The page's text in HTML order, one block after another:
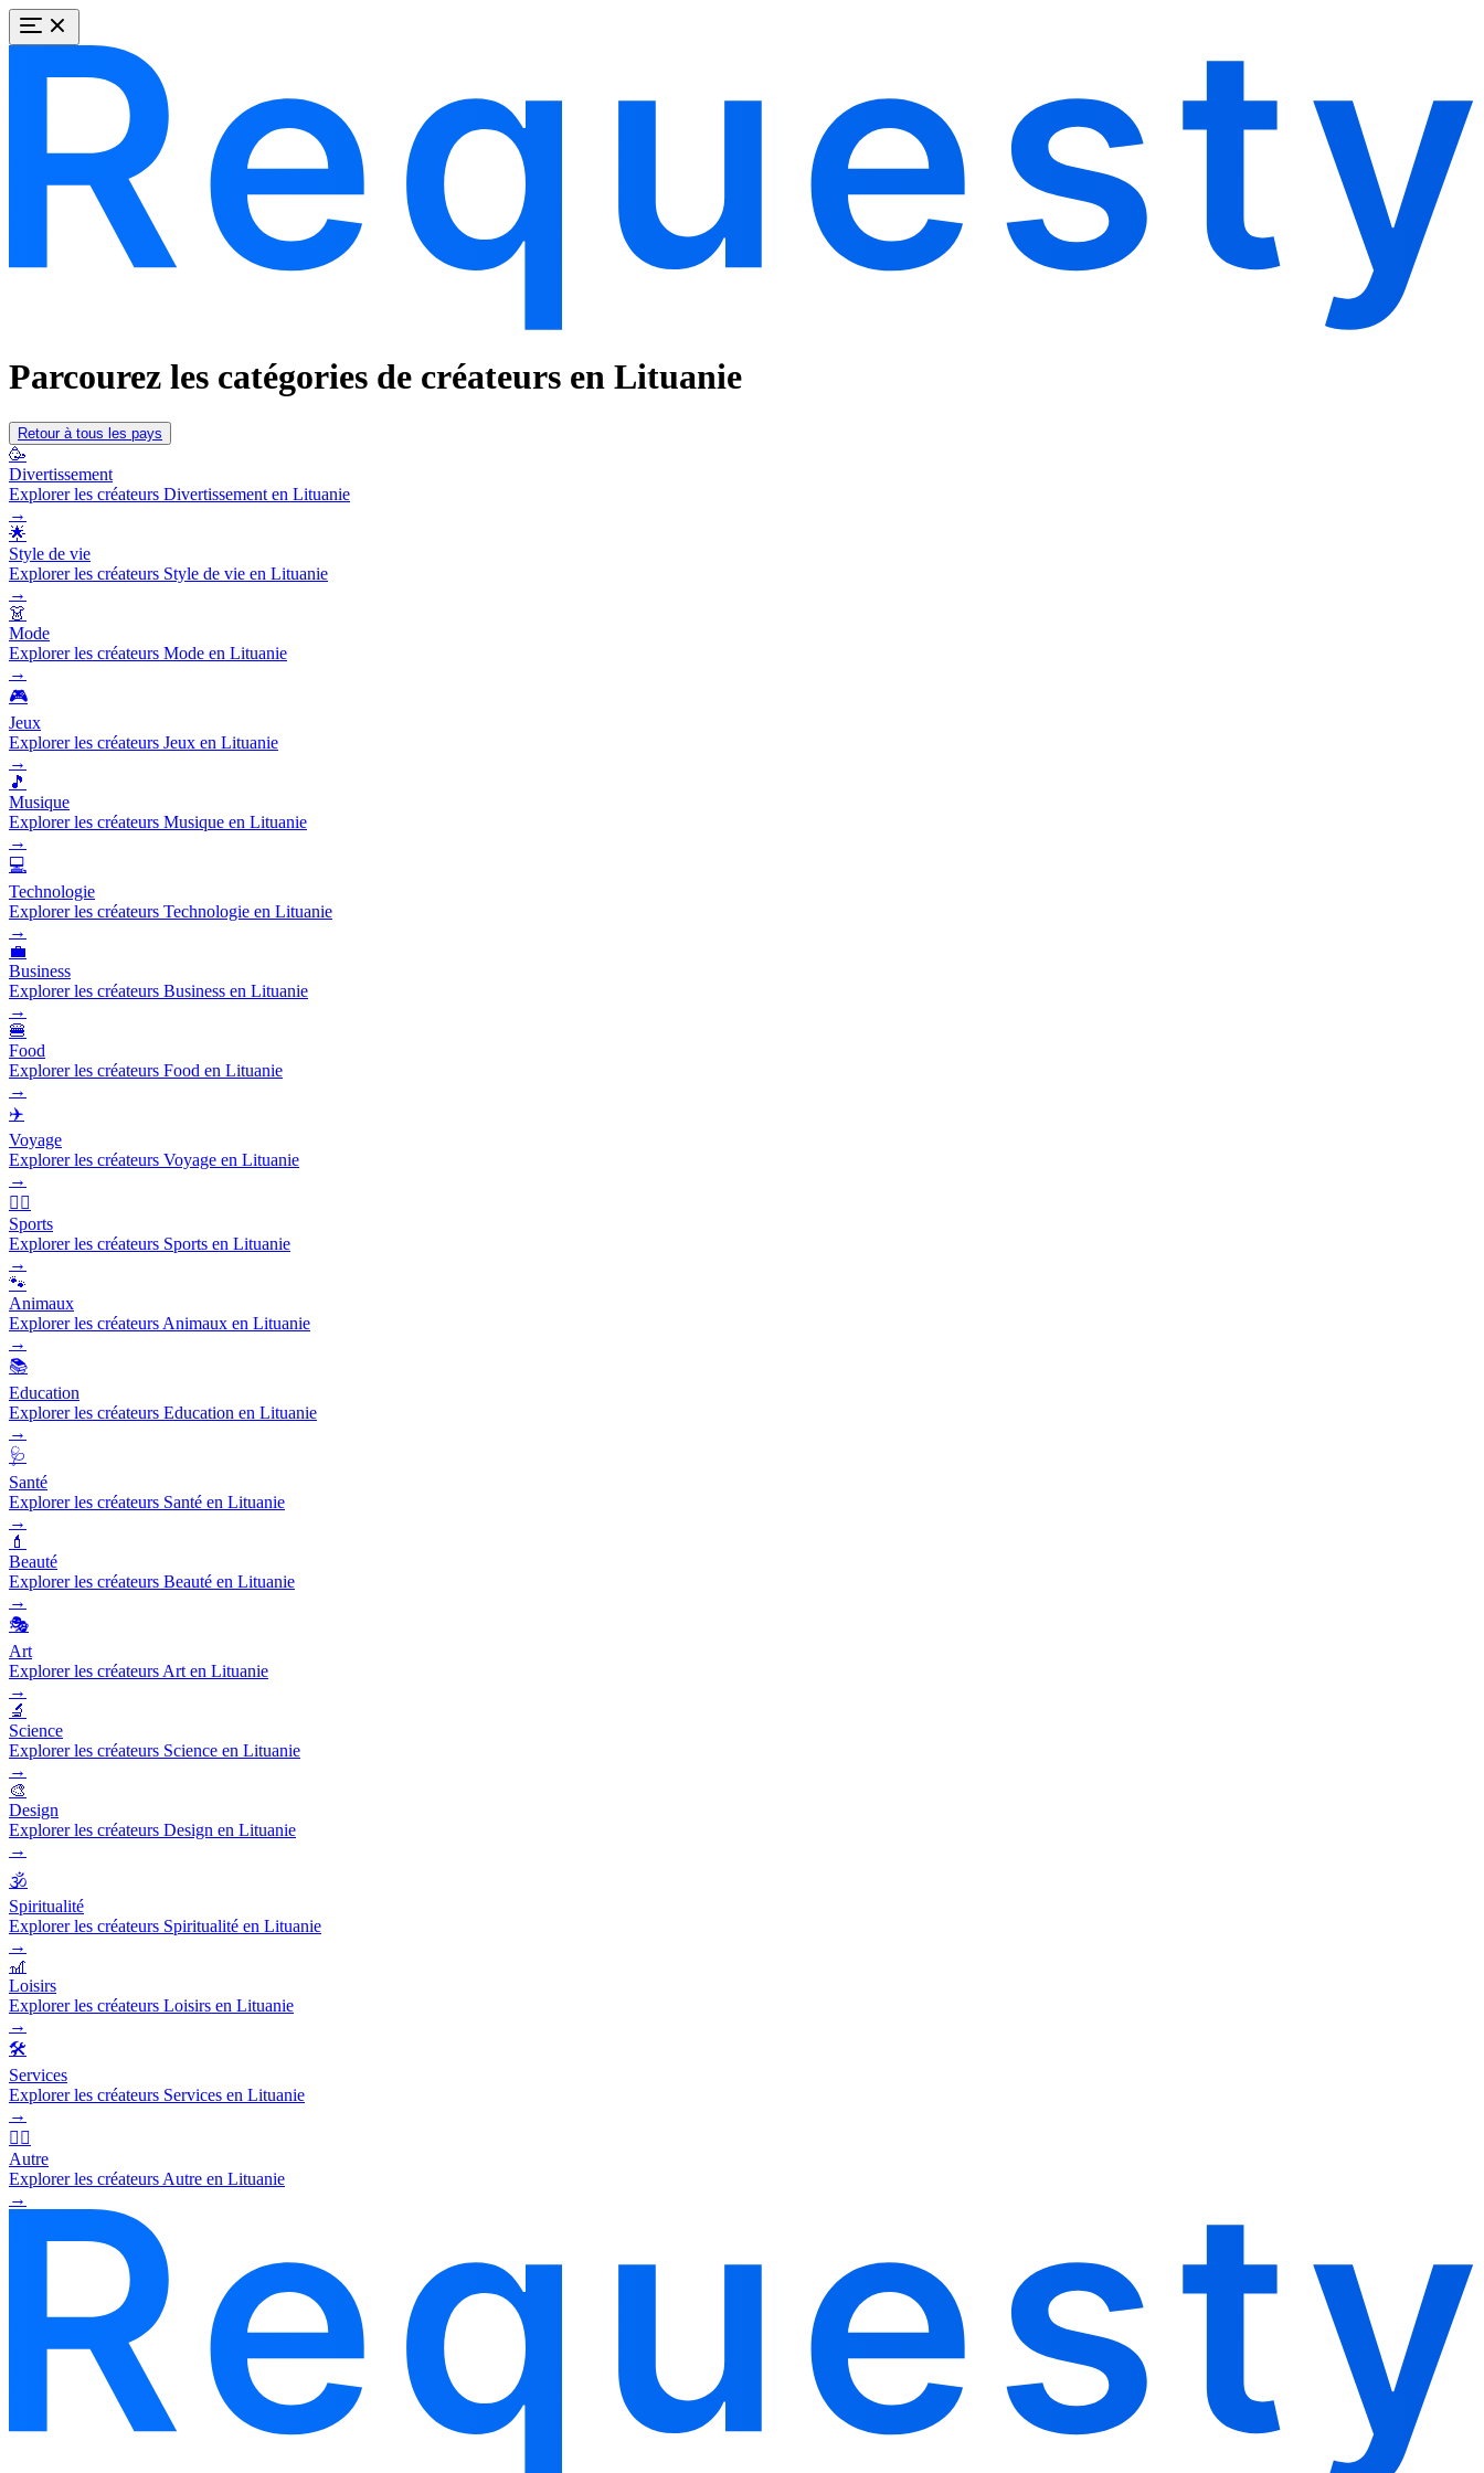
Parcourez les catégories de créateurs en Lituanie
Retour à tous les pays
🥳
Divertissement
Explorer les créateurs Divertissement en Lituanie
→
🌟
Style de vie
Explorer les créateurs Style de vie en Lituanie
→
👗
Mode
Explorer les créateurs Mode en Lituanie
→
🎮
Jeux
Explorer les créateurs Jeux en Lituanie
→
🎵
Musique
Explorer les créateurs Musique en Lituanie
→
💻
Technologie
Explorer les créateurs Technologie en Lituanie
→
💼
Business
Explorer les créateurs Business en Lituanie
→
🍔
Food
Explorer les créateurs Food en Lituanie
→
✈️
Voyage
Explorer les créateurs Voyage en Lituanie
→
🏃‍♂️
Sports
Explorer les créateurs Sports en Lituanie
→
🐾
Animaux
Explorer les créateurs Animaux en Lituanie
→
📚
Education
Explorer les créateurs Education en Lituanie
→
🩺
Santé
Explorer les créateurs Santé en Lituanie
→
💄
Beauté
Explorer les créateurs Beauté en Lituanie
→
🎭
Art
Explorer les créateurs Art en Lituanie
→
🔬
Science
Explorer les créateurs Science en Lituanie
→
🎨
Design
Explorer les créateurs Design en Lituanie
→
🕉️
Spiritualité
Explorer les créateurs Spiritualité en Lituanie
→
🎢
Loisirs
Explorer les créateurs Loisirs en Lituanie
→
🛠️
Services
Explorer les créateurs Services en Lituanie
→
🧜‍♂️
Autre
Explorer les créateurs Autre en Lituanie
→